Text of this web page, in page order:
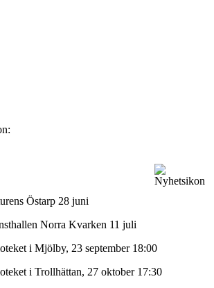
Östarp 28 juni
Norra Kvarken 11 juli
i Mjölby, 23 september 18:00
i Trollhättan, 27 oktober 17:30